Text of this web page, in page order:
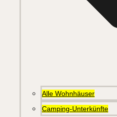
Alle Wohnhäuser
Camping-Unterkünfte